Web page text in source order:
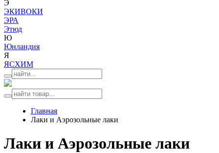
Э
ЭКИВОКИ
ЭРА
Этюд
Ю
Юнландия
Я
ЯСХИМ
Главная
Лаки и Аэрозольные лаки
Лаки и Аэрозольные лаки